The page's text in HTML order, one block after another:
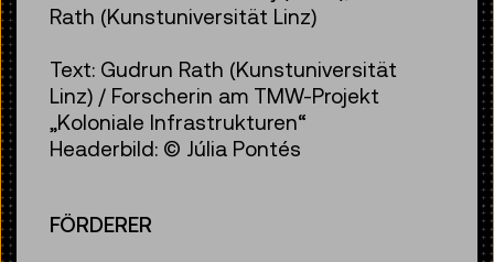
Rath (Kunstuniversität Linz)
Text: Gudrun Rath (Kunstuniversität
Linz) / Forscherin am TMW-Projekt
„Koloniale Infrastrukturen“
Headerbild: © Júlia Pontés
FÖRDERER